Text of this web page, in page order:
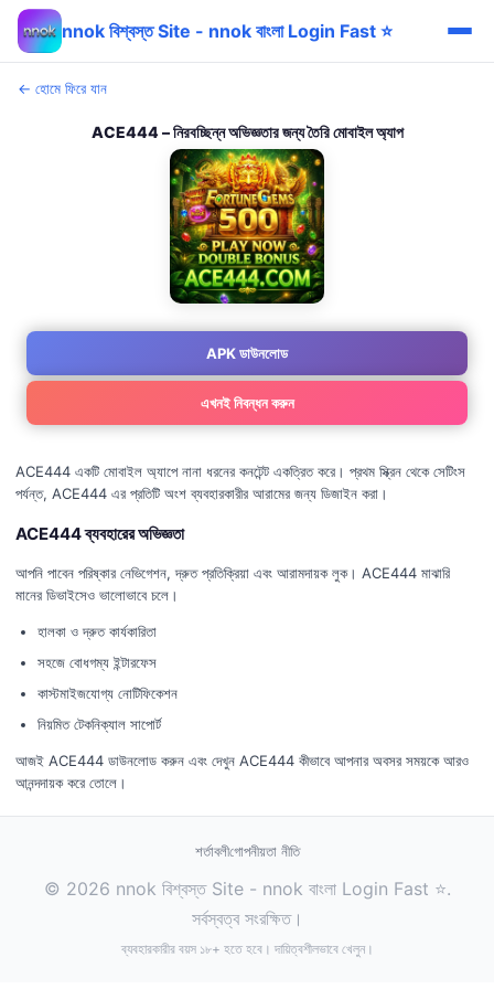
nnok বিশ্বস্ত Site - nnok বাংলা Login Fast ⭐
← হোমে ফিরে যান
ACE444 – নিরবচ্ছিন্ন অভিজ্ঞতার জন্য তৈরি মোবাইল অ্যাপ
APK ডাউনলোড
এখনই নিবন্ধন করুন
ACE444 একটি মোবাইল অ্যাপে নানা ধরনের কনটেন্ট একত্রিত করে। প্রথম স্ক্রিন থেকে সেটিংস
পর্যন্ত, ACE444 এর প্রতিটি অংশ ব্যবহারকারীর আরামের জন্য ডিজাইন করা।
ACE444 ব্যবহারের অভিজ্ঞতা
আপনি পাবেন পরিষ্কার নেভিগেশন, দ্রুত প্রতিক্রিয়া এবং আরামদায়ক লুক। ACE444 মাঝারি
মানের ডিভাইসেও ভালোভাবে চলে।
হালকা ও দ্রুত কার্যকারিতা
সহজে বোধগম্য ইন্টারফেস
কাস্টমাইজযোগ্য নোটিফিকেশন
নিয়মিত টেকনিক্যাল সাপোর্ট
আজই ACE444 ডাউনলোড করুন এবং দেখুন ACE444 কীভাবে আপনার অবসর সময়কে আরও
আনন্দদায়ক করে তোলে।
শর্তাবলীগোপনীয়তা নীতি
© 2026 nnok বিশ্বস্ত Site - nnok বাংলা Login Fast ⭐.
সর্বস্বত্ব সংরক্ষিত।
ব্যবহারকারীর বয়স ১৮+ হতে হবে। দায়িত্বশীলভাবে খেলুন।